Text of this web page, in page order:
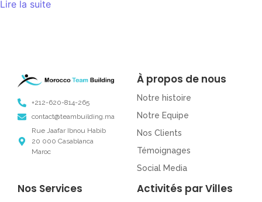
Lire la suite
+212-620-814-265
contact@teambuilding.ma
Rue Jaafar Ibnou Habib
20 000 Casablanca
Maroc
À propos de nous
Notre histoire
Notre Equipe
Nos Clients
Témoignages
Social Media
Nos Services Activités par Villes